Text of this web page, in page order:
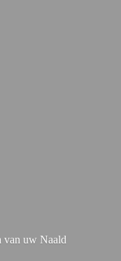
van uw Naald